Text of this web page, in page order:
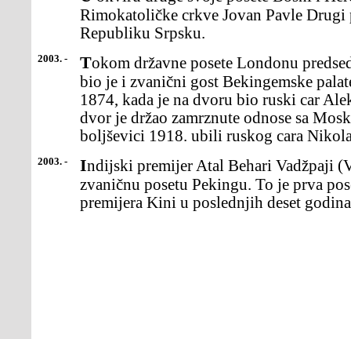
Rimokatoličke crkve Jovan Pavle
Republiku Srpsku.
2003. - Tokom državne posete Londonu predsednik Rusije Vladimir Putin
bio je i zvanični gost Bekingemske
1874, kada je na dvoru bio ruski car
dvor je držao zamrznute odnose sa
boljševici 1918. ubili ruskog cara
2003. - Indijski premijer Atal Behari Vadžpaji (Vajpayee) doputovao je u
zvaničnu posetu Pekingu. To je prva
premijera Kini u poslednjih deset